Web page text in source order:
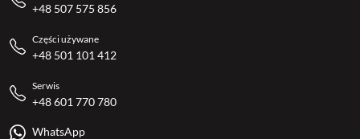
+48 507 575 856
Części używane
+48 501 101 412
Serwis
+48 601 770 780
WhatsApp